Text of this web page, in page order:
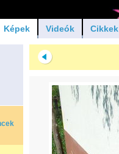
Képek Videók Cikkek